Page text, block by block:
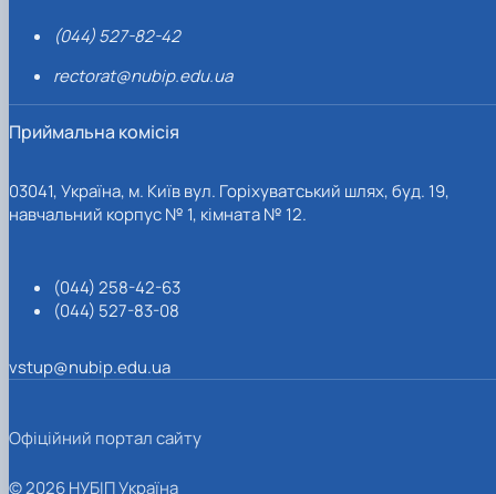
(044) 527-82-42
rectorat@nubip.edu.ua
Приймальна комісія
03041, Україна, м. Київ вул. Горіхуватський шлях, буд. 19,
навчальний корпус № 1, кімната № 12.
(044) 258-42-63
(044) 527-83-08
vstup@nubip.edu.ua
Офіційний портал сайту
© 2026 НУБІП Україна